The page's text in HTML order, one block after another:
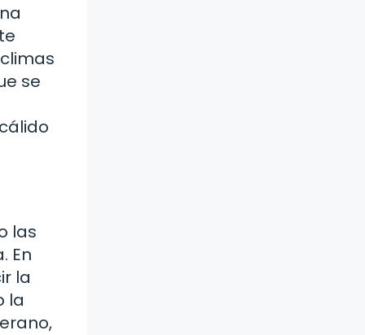
se
las
En
la
la